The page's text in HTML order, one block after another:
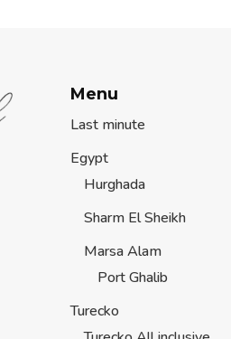
Menu
Last minute
Egypt
Hurghada
Sharm El Sheikh
Marsa Alam
Port Ghalib
Turecko